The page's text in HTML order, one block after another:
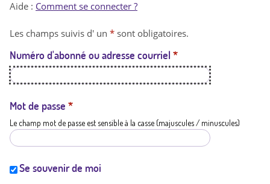
t
a
t
i
Aide : Comment se connecter ?
Les champs suivis d' un * sont obligatoires.
Numéro d'abonné ou adresse courriel *
Mot de passe *
Le champ mot de passe est sensible à la casse (majuscules / minuscules)
Se souvenir de moi